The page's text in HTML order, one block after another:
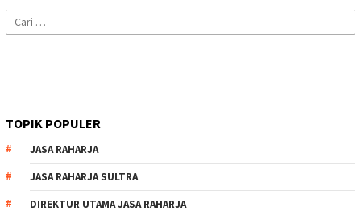
Cari
untuk:
TOPIK POPULER
JASA RAHARJA
JASA RAHARJA SULTRA
DIREKTUR UTAMA JASA RAHARJA